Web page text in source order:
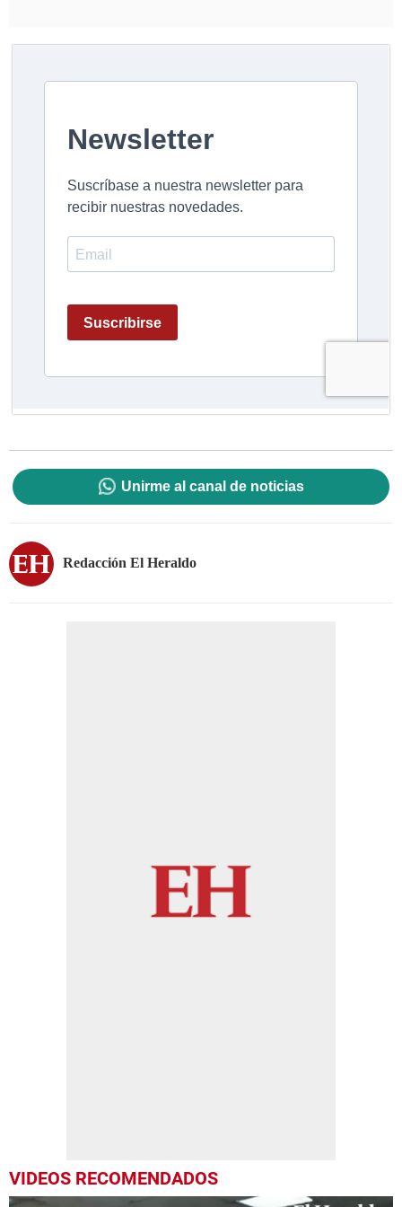
Unirme al canal de noticias
Redacción El Heraldo
VIDEOS RECOMENDADOS